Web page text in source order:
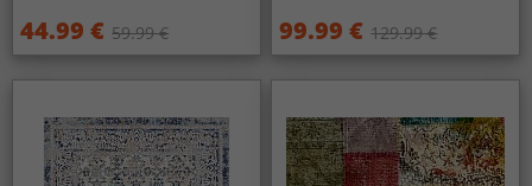
44.99 € 59.99 € 99.99 € 129.99 €